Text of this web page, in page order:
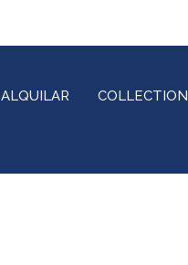
ALQUILAR COLLECTION